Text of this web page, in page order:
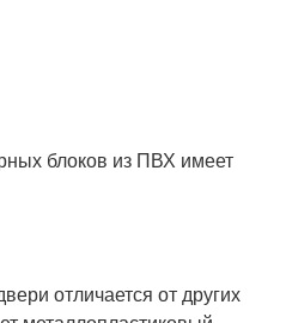
блоков из ПВХ имеет
отличается от других